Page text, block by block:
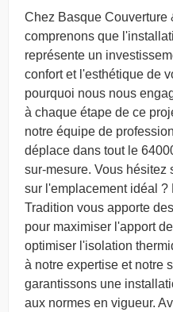
Chez Basque Couverture
comprenons que
représente un
confort et l'esthétique de
pourquoi nous nous
à chaque étape de ce
notre équipe de
déplace dans tout le
sur-mesure. Vous hésitez
sur l'emplacement idéal ?
Tradition vous apporte
pour maximiser l'apport
optimiser l'isolation
à notre expertise et notre
garantissons une
aux normes en vigueur.